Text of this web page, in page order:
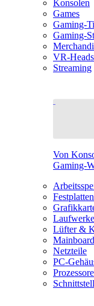
Konsolen
Games
Gaming-
Gaming-
VR-
Streaming
Von
Gaming-
Laufwerke
Lüfter &
Netzteile
PC-